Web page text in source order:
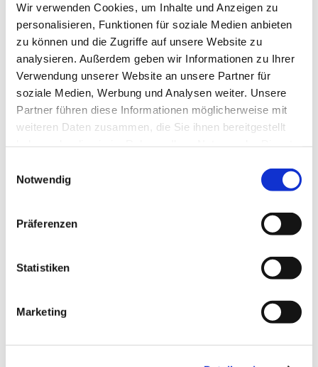
Wir verwenden Cookies, um Inhalte und Anzeigen zu
personalisieren, Funktionen für soziale Medien anbieten
zu können und die Zugriffe auf unsere Website zu
analysieren. Außerdem geben wir Informationen zu Ihrer
Verwendung unserer Website an unsere Partner für
soziale Medien, Werbung und Analysen weiter. Unsere
Partner führen diese Informationen möglicherweise mit
weiteren Daten zusammen, die Sie ihnen bereitgestellt
Notwendig
Präferenzen
Statistiken
MarketingDies könnte Sie auch